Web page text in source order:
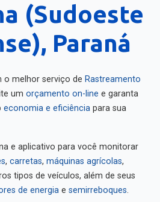
(Sudoeste
Paraná
melhor serviço de Rastreamento
um orçamento on-line e garanta
economia e eficiência para sua
e aplicativo para você monitorar
, carretas, máquinas agrícolas,
tipos de veículos, além de seus
de energia e semirreboques.